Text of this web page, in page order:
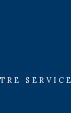
SERVICE